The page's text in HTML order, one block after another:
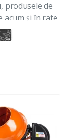
produsele de
și în rate.